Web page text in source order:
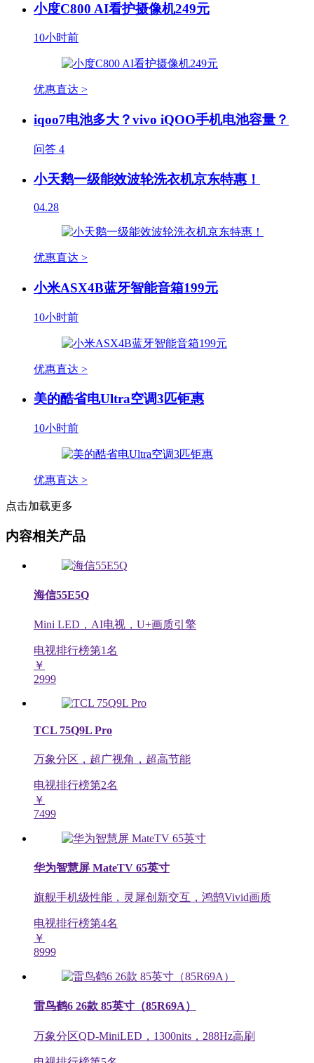
小度C800 AI看护摄像机249元
10小时前
优惠直达 >
iqoo7电池多大？vivo iQOO手机电池容量？
问答 4
小天鹅一级能效波轮洗衣机京东特惠！
04.28
优惠直达 >
小米ASX4B蓝牙智能音箱199元
10小时前
优惠直达 >
美的酷省电Ultra空调3匹钜惠
10小时前
优惠直达 >
点击加载更多
内容相关产品
海信55E5Q
Mini LED，AI电视，U+画质引擎
电视排行榜第1名
￥
2999
TCL 75Q9L Pro
万象分区，超广视角，超高节能
电视排行榜第2名
￥
7499
华为智慧屏 MateTV 65英寸
旗舰手机级性能，灵犀创新交互，鸿鹄Vivid画质
电视排行榜第4名
￥
8999
雷鸟鹤6 26款 85英寸（85R69A）
万象分区QD-MiniLED，1300nits，288Hz高刷